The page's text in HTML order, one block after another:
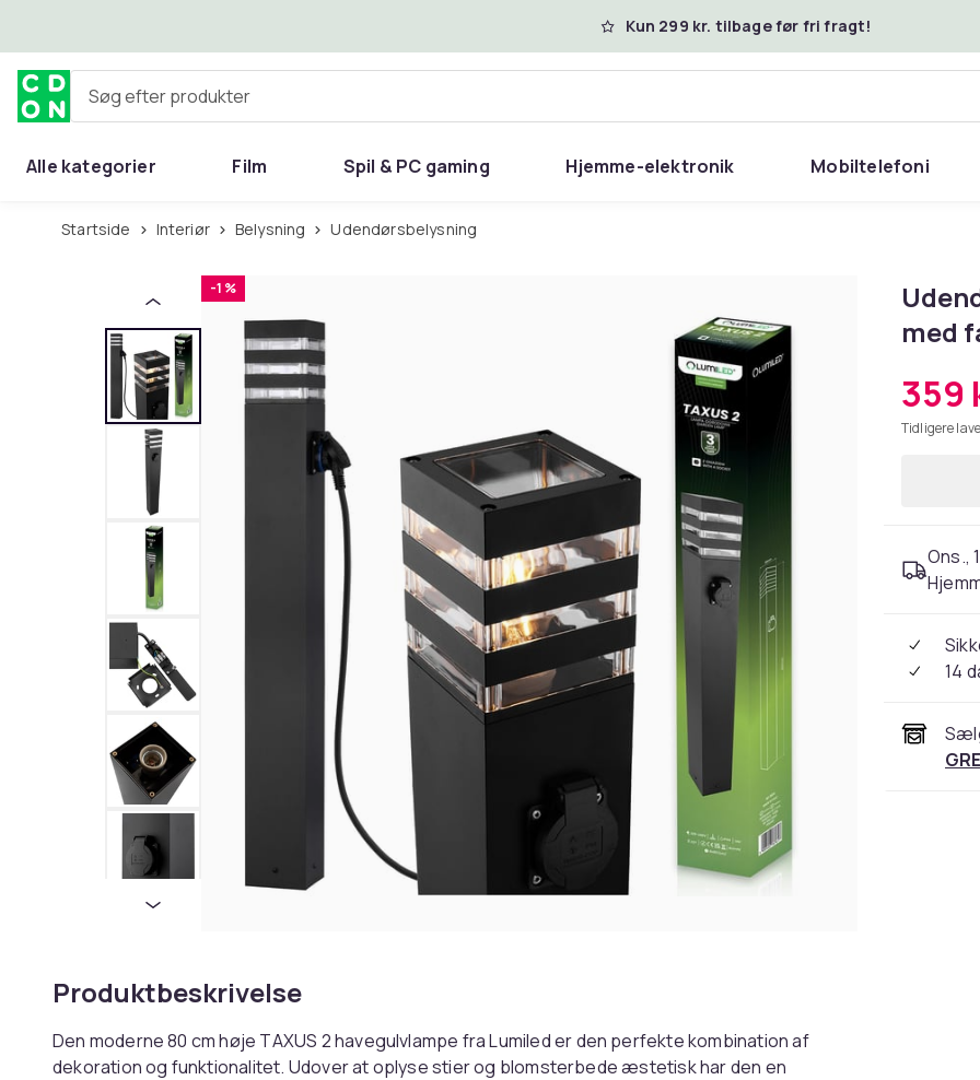
Kun 299 kr. tilbage før fri fragt!
Søg efter produkter
Alle kategorier Film Spil & PC gaming Hjemme-elektronik Mobiltelefoni
Hjem & have
Startside Interiør Belysning Udendørsbelysning
-1 %
Produktbeskrivelse
Den moderne 80 cm høje TAXUS 2 havegulvlampe fra Lumiled er den perfekte kombination af
dekoration og funktionalitet. Udover at oplyse stier og blomsterbede æstetisk har den en
med
359
Tidligere
Ons.,
14